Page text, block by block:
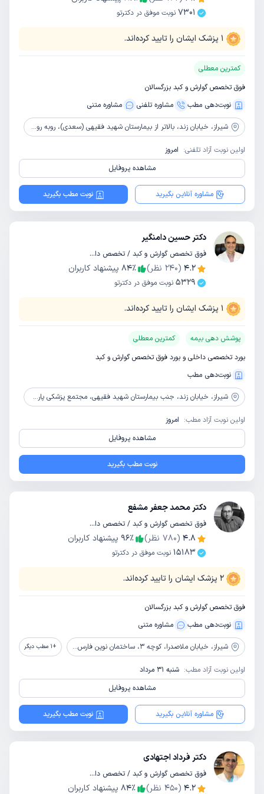
7301 نوبت موفق در دکترتو
1 پزشک ایشان را تایید کرده‌اند.
کمترین معطلی
فوق تخصص گوارش و کبد بزرگسالان
نوبت‌دهی مطب
مشاوره‌ تلفنی مشاوره‌ متنی
شیراز، خیابان زند، بالاتر از بیمارستان شهید فقیهی (سعدی)، روبه روی بیست متری سینما سعدی (هفت تیر)، بین کوچه 50 و 52، ساختمان اکسیر، طبقه 2، داروخانه دکتر بینایی، واحد 3
اولین نوبت آزاد تلفنی: امروز
مشاهده پروفایل
مشاوره آنلاین بگیرید نوبت مطب بگیرید
دکتر حسین دامنگیر
فوق تخصص گوارش و کبد / تخصص داخلی
4.2
(
240 نظر) 84٪
پیشنهاد کاربران
5329 نوبت موفق در دکترتو
1 پزشک ایشان را تایید کرده‌اند.
پوشش دهی بیمه
کمترین معطلی
بورد تخصصی داخلی و بورد فوق تخصص گوارش و کبد
نوبت‌دهی مطب
شیراز، خیابان زند، جنب بیمارستان شهید فقیهی، مجتمع پزشکی پارسیان، طبقه سوم
اولین نوبت آزاد مطب: امروز
مشاهده پروفایل
نوبت مطب بگیرید
دکتر محمد جعفر مشفع
فوق تخصص گوارش و کبد / تخصص داخلی
4.8
(
780 نظر) 96٪
پیشنهاد کاربران
15183 نوبت موفق در دکترتو
2 پزشک ایشان را تایید کرده‌اند.
فوق تخصص گوارش و کبد بزرگسالان
نوبت‌دهی مطب
مشاوره‌ متنی
شیراز، خیابان ملاصدرا، کوچه 3، ساختمان نوین فارس، طبقه 4، واحد یک +
1 مطب دیگر
اولین نوبت آزاد مطب: شنبه 31 مرداد
مشاهده پروفایل
مشاوره آنلاین بگیرید نوبت مطب بگیرید
دکتر فرداد اجتهادی
فوق تخصص گوارش و کبد / تخصص داخلی
4.2
(
450 نظر) 84٪ پیشنهاد کاربران